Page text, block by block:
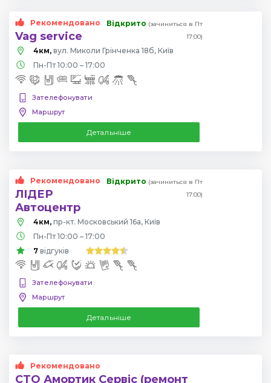
Рекомендовано
Vag service
Відкрито (зачиниться в Пт
17:00)
4км, вул. Миколи Грінченка 18б, Київ
Пн-Пт 10:00 – 17:00
Зателефонувати
Маршрут
Детальніше
Рекомендовано
ЛІДЕР
Автоцентр
Відкрито (зачиниться в Пт
17:00)
4км, пр-кт. Московський 16а, Київ
Пн-Пт 10:00 – 17:00
7 відгуків
Зателефонувати
Маршрут
Детальніше
Рекомендовано
СТО Амортик Сервіс (ремонт